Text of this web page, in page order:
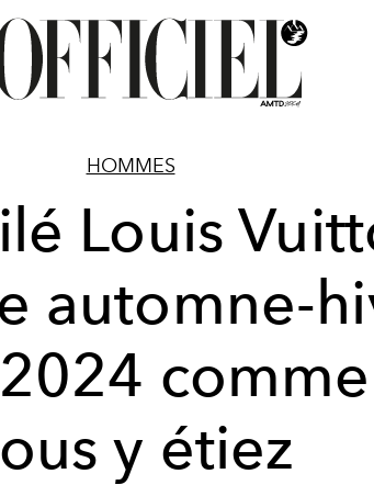
HOMMES
Louis
automne-
y étiez